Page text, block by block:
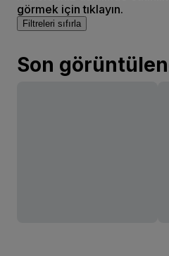
görmek için tıklayın.
Filtreleri sıfırla
Son